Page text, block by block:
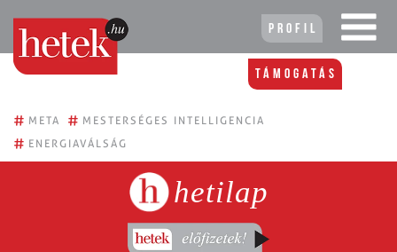
Profil
Támogatás
# META # MESTERSÉGES INTELLIGENCIA
# ENERGIAVÁLSÁG
hetilap